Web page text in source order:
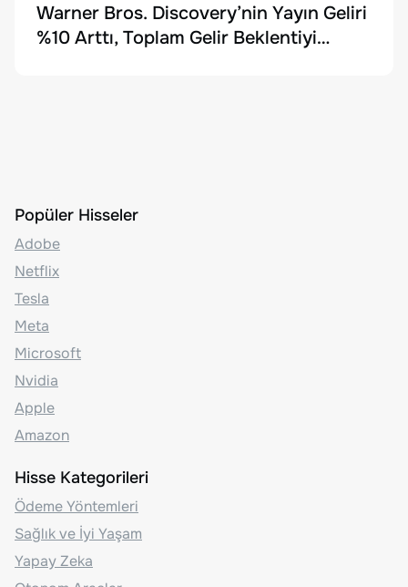
Warner Bros. Discovery’nin Yayın Geliri
%10 Arttı, Toplam Gelir Beklentiyi
Popüler Hisseler
Adobe
Netflix
Tesla
Meta
Microsoft
Nvidia
Apple
Amazon
Hisse Kategorileri
Ödeme Yöntemleri
Sağlık ve İyi Yaşam
Yapay Zeka